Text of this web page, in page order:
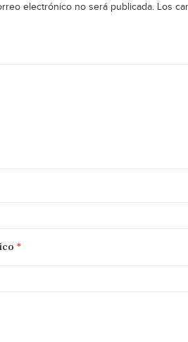
electrónico no será publicada. Los
*